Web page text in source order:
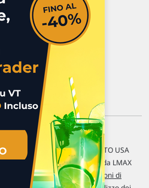
siamo
e segnalazioni
s.r.l.
differite di 15 min. / MERCATO USA
/ FOREX Quotazioni fornite da LMAX
delle nostreCondizioni di